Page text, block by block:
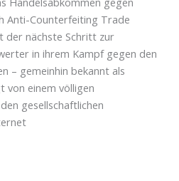
Anti-Counterfeiting Trade
der nächste Schritt zur
in ihrem Kampf gegen den
– gemeinhin bekannt als
von einem völligen
gesellschaftlichen